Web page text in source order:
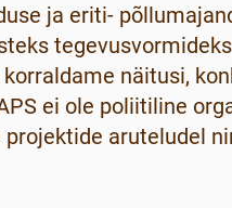
ja eriti-
näitusi,
ei ole poliitiline
aruteludel